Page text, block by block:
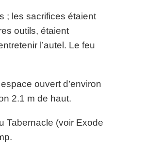
; les sacrifices étaient
outils, étaient
l’autel. Le feu
ouvert d’environ
2.1 m de haut.
Tabernacle (voir Exode